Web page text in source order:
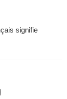
signifie